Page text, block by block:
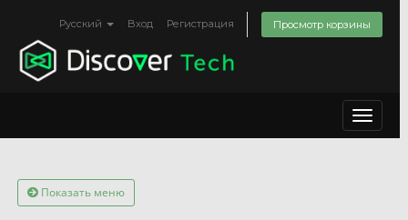
Русский Вход Регистрация Просмотр корзины
Toggle
Показать меню